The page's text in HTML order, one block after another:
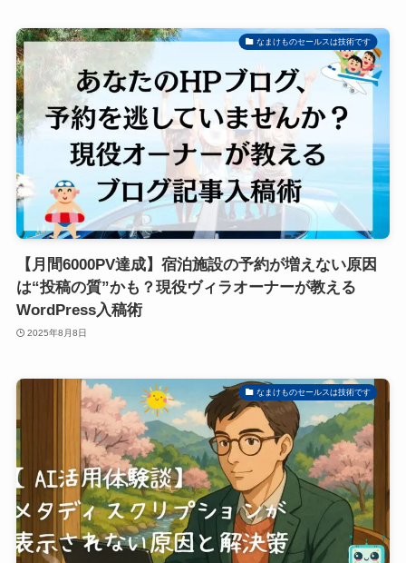
なまけものセールスは技術です
【月間6000PV達成】宿泊施設の予約が増えない原因
は“投稿の質”かも？現役ヴィラオーナーが教える
WordPress入稿術
2025年8月8日
なまけものセールスは技術です